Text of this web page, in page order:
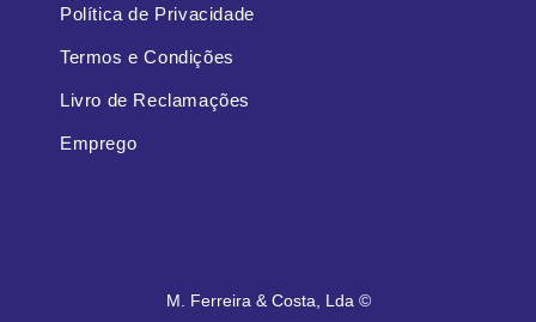
Política de Privacidade
Termos e Condições
Livro de Reclamações
Emprego
M. Ferreira & Costa, Lda ©